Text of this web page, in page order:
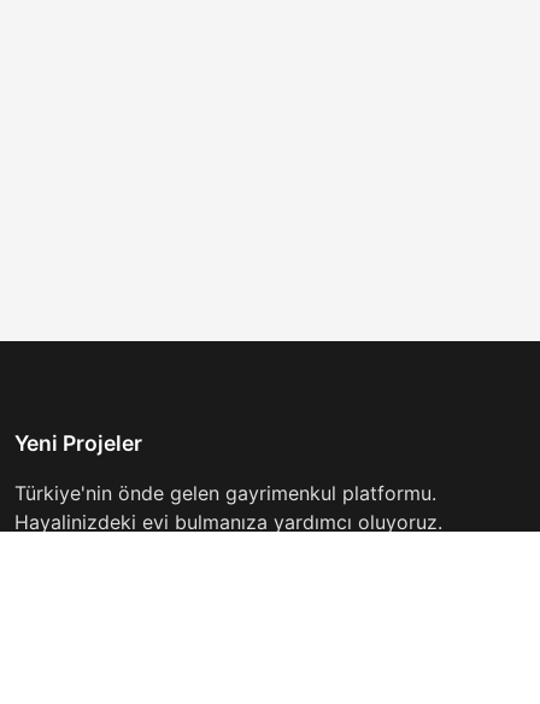
Yeni Projeler
Türkiye'nin önde gelen gayrimenkul platformu.
Hayalinizdeki evi bulmanıza yardımcı oluyoruz.